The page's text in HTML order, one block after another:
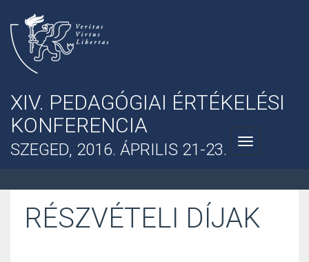
XIV. PEDAGÓGIAI ÉRTÉKELÉSI
KONFERENCIA
SZEGED, 2016. ÁPRILIS 21-23.
Toggle
RÉSZVÉTELI DÍJAK